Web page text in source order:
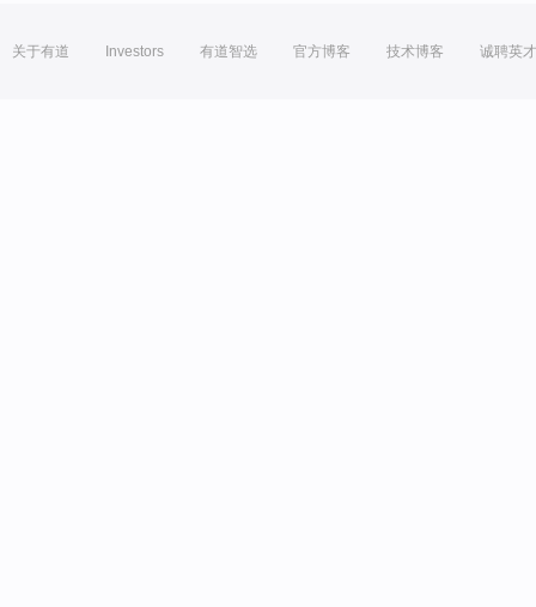
关于有道 Investors 有道智选 官方博客 技术博客 诚聘英才